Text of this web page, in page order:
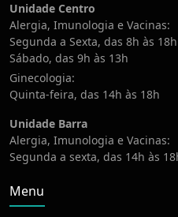
Unidade Centro
Alergia, Imunologia e Vacinas:
Segunda a Sexta, das 8h às 18h
Sábado, das 9h às 13h
Ginecologia:
Quinta-feira, das 14h às 18h
Unidade Barra
Alergia, Imunologia e Vacinas:
Segunda a sexta, das 14h às
Menu